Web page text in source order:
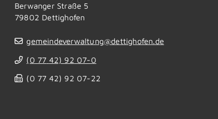
Berwanger Straße 5
79802 Dettighofen
gemeindeverwaltung@dettighofen.de
(0 77 42) 92 07-0
(0 77 42) 92 07-22